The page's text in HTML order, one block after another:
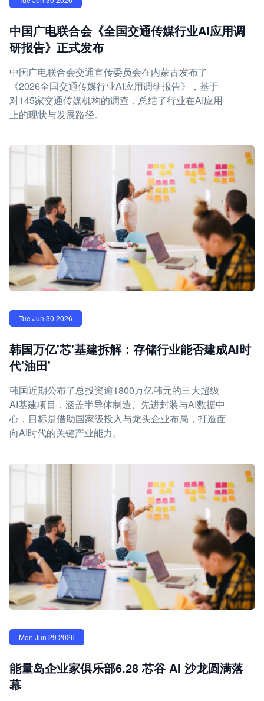
中国广电联合会《全国交通传媒行业AI应用调
研报告》正式发布
中国广电联合会交通宣传委员会在内蒙古发布了
《2026全国交通传媒行业AI应用调研报告》，基于
对145家交通传媒机构的调查，总结了行业在AI应用
上的现状与发展路径。
Tue Jun 30 2026
韩国万亿'芯'基建拆解：存储行业能否建成AI时
代'油田'
韩国近期公布了总投资逾1800万亿韩元的三大超级
AI基建项目，涵盖半导体制造、先进封装与AI数据中
心，目标是借助国家级投入与龙头企业布局，打造面
向AI时代的关键产业能力。
Mon Jun 29 2026
能量岛企业家俱乐部6.28 芯谷 AI 沙龙圆满落
幕